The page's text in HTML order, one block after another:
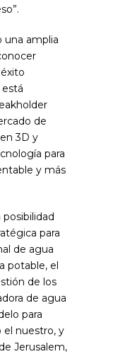
una amplia
de
3D y
para
y más
para
de agua
potable, el
de los
de agua
para
el nuestro, y
Jerusalem,